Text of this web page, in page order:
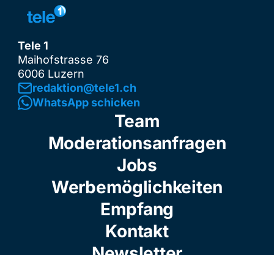
Tele 1
Maihofstrasse 76
6006 Luzern
redaktion@tele1.ch
WhatsApp schicken
Team
Moderationsanfragen
Jobs
Werbemöglichkeiten
Empfang
Kontakt